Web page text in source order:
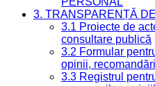
3. TRANSPARENȚĂ
3.1 Proiecte de
consultare publică
3.2 Formular
opinii,
3.3 Registrul